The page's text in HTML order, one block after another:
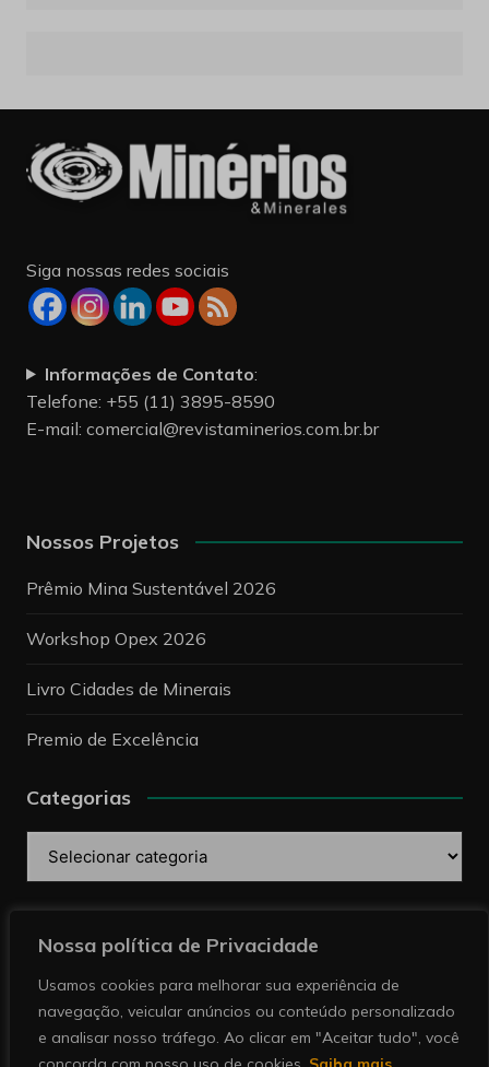
Nossa política de Privacidade
Usamos cookies para melhorar sua experiência de
navegação, veicular anúncios ou conteúdo personalizado
e analisar nosso tráfego. Ao clicar em "Aceitar tudo", você
Siga nossas redes sociais
Informações de Contato:
Telefone: +55 (11) 3895-8590
E-mail: comercial@revistaminerios.com.br.br
Nossos Projetos
Prêmio Mina Sustentável 2026
Workshop Opex 2026
Livro Cidades de Minerais
Premio de Excelência
Categorias